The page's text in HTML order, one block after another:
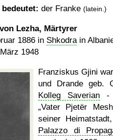
bedeutet: der Franke (latein.)
Lezha, Märtyrer
1886 in Shkodrain
1948
Franziskus Gjini
und Drande geb.
Kolleg Saverian-
Vater Pjetër
seiner
Palazzo di